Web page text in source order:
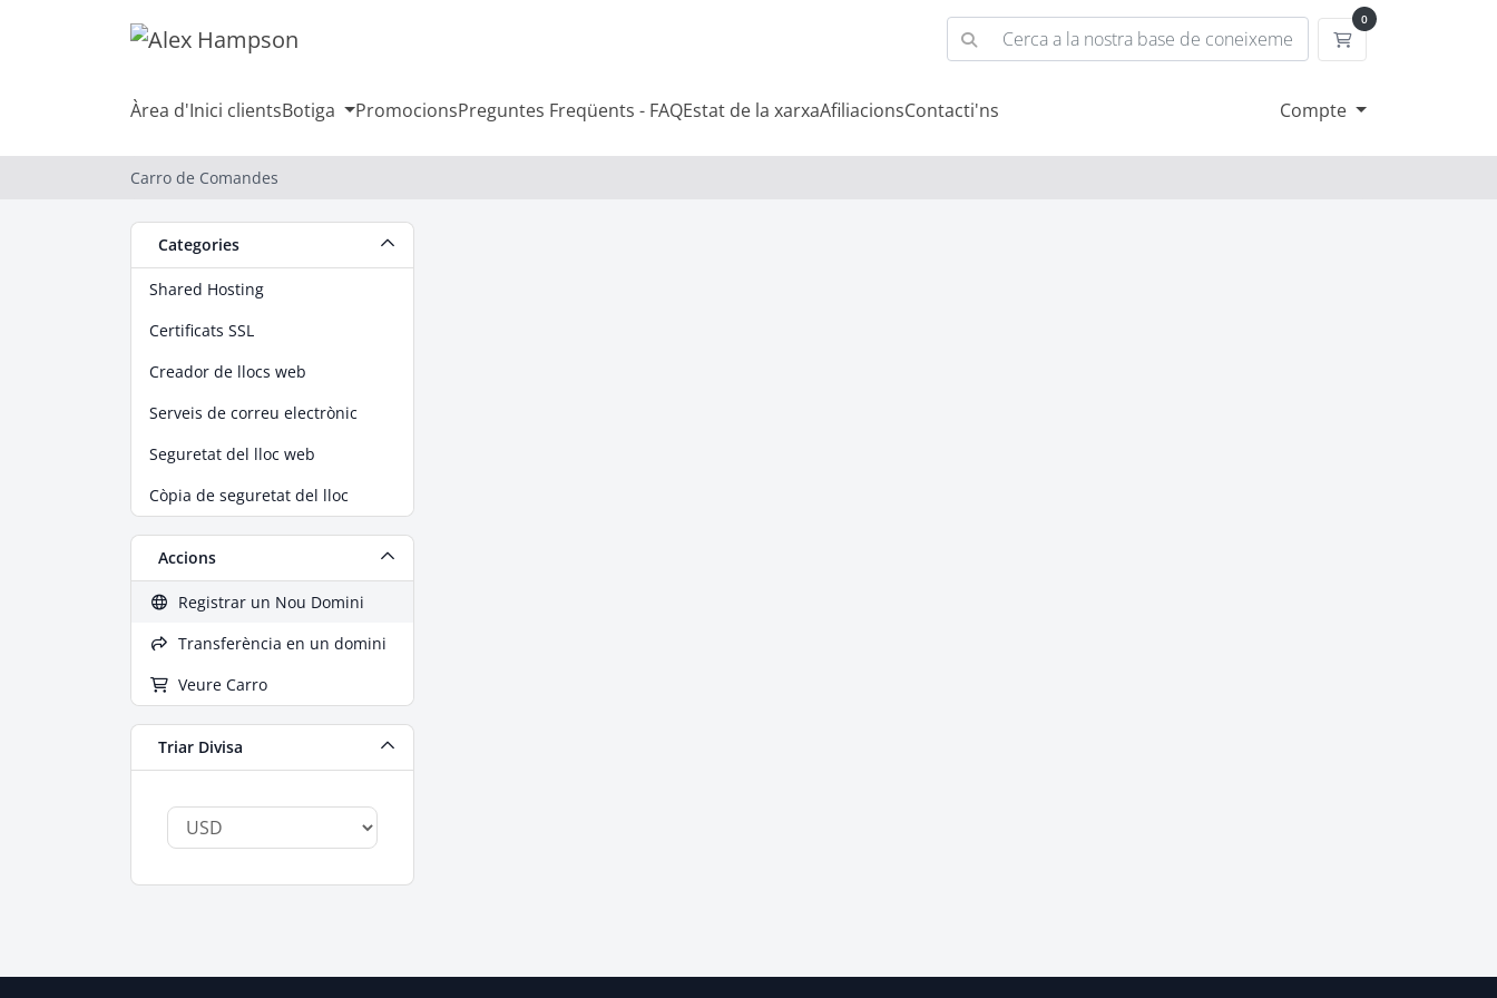
0
Carro de
Àrea d'Inici clientsBotiga PromocionsPreguntes Freqüents - FAQEstat de la xarxaAfiliacionsContacti'ns Compte
Carro de Comandes
Categories
Shared Hosting
Certificats SSL
Creador de llocs web
Serveis de correu electrònic
Seguretat del lloc web
Còpia de seguretat del lloc
Accions
Registrar un Nou Domini
Transferència en un domini
Veure Carro
Triar Divisa